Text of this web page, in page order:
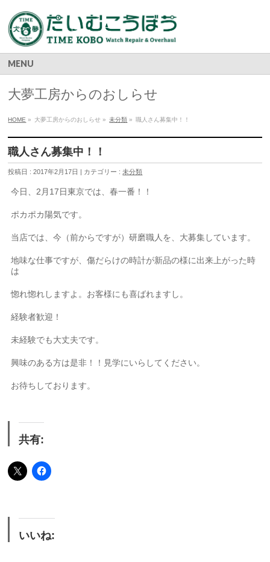
MENU
大夢工房からのおしらせ
HOME » 大夢工房からのおしらせ » 未分類 » 職人さん募集中！！
職人さん募集中！！
投稿日 : 2017年2月17日 | カテゴリー :未分類
今日、2月17日東京では、春一番！！
ポカポカ陽気です。
当店では、今（前からですが）研磨職人を、大募集しています。
地味な仕事ですが、傷だらけの時計が新品の様に出来上がった時
は
惚れ惚れしますよ。お客様にも喜ばれますし。
経験者歓迎！
未経験でも大丈夫です。
興味のある方は是非！！見学にいらしてください。
お待ちしております。
共有:
いいね: